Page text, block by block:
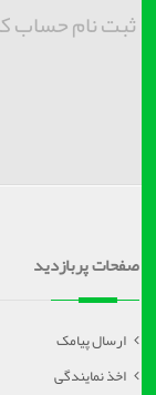
ثبت نام حساب
صفحات پربازدید
ارسال پیامک
اخذ نمایندگی